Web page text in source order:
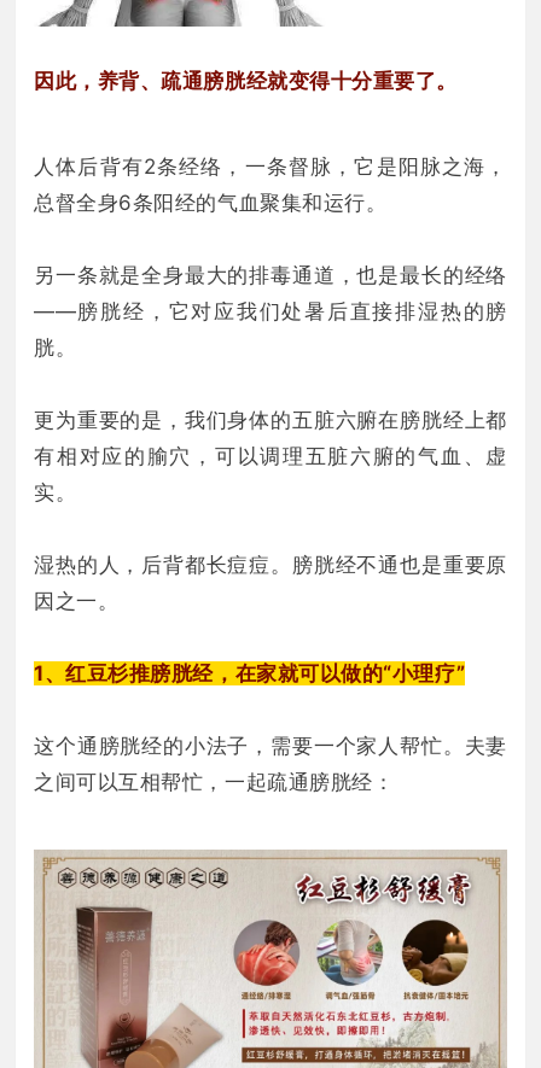
因此，养背、疏通膀胱经就变得十分重要了。
人体后背有2条经络，一条督脉，它是阳脉之海，
总督全身6条阳经的气血聚集和运行。
另一条就是全身最大的排毒通道，也是最长的经络
——膀胱经，它对应我们处暑后直接排湿热的膀
胱。
更为重要的是，我们身体的五脏六腑在膀胱经上都
有相对应的腧穴，可以调理五脏六腑的气血、虚
实。
湿热的人，后背都长痘痘。膀胱经不通也是重要原
因之一。
1、红豆杉推膀胱经，在家就可以做的“小理疗”
这个通膀胱经的小法子，需要一个家人帮忙。夫妻
之间可以互相帮忙，一起疏通膀胱经：